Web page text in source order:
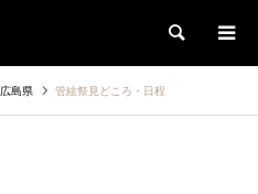
検索
広島県 管絃祭見どころ・日程